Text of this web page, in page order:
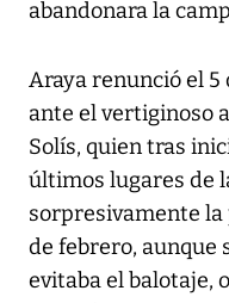
abandonara la
Araya renunció el
ante el vertiginoso
Solís, quien tras
últimos lugares de
sorpresivamente
de febrero, aunque
evitaba el balotaje,